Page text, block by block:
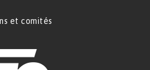
et comités